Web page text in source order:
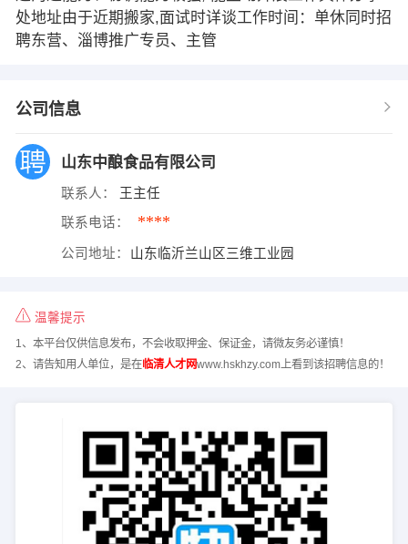
处地址由于近期搬家,面试时详谈工作时间：单休同时招
聘东营、淄博推广专员、主管
公司信息
山东中酿食品有限公司
联系人： 王主任
联系电话： ****
公司地址： 山东临沂兰山区三维工业园
温馨提示
1、本平台仅供信息发布，不会收取押金、保证金，请微友务必谨慎！
2、请告知用人单位，是在临清人才网www.hskhzy.com上看到该招聘信息的！